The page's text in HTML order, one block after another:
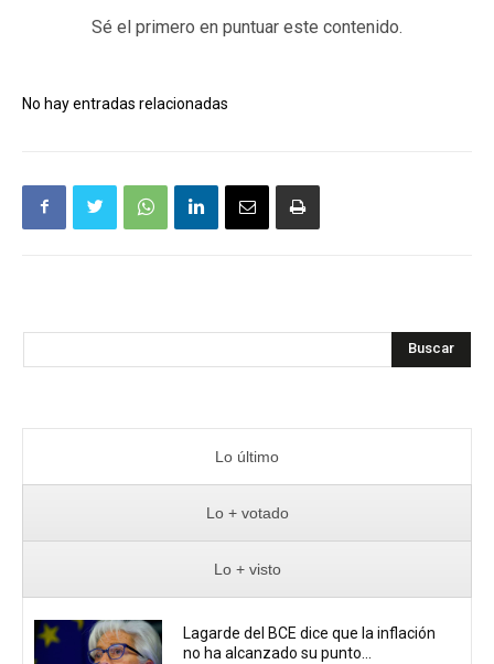
Sé el primero en puntuar este contenido.
No hay entradas relacionadas
Buscar
Lo último
Lo + votado
Lo + visto
Lagarde del BCE dice que la inflación
no ha alcanzado su punto...